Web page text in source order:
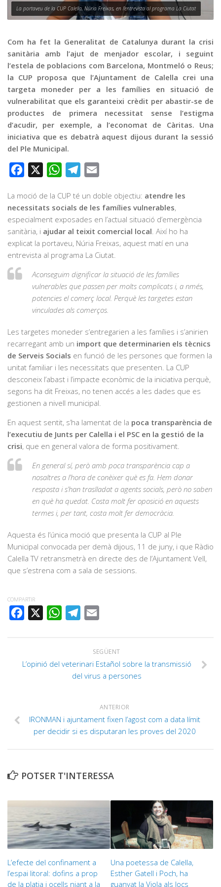
Publicitat
Contacte
La portaveu de la CUP Calella, Núria Freixas, en l’entrevista al programa La Ciutat
Com ha fet la Generalitat de Catalunya durant la crisi
sanitària amb l’ajut de menjador escolar, i seguint
l’estela de poblacions com Barcelona, Montmeló o Reus;
la CUP proposa que l’Ajuntament de Calella crei una
targeta moneder per a les famílies en situació de
vulnerabilitat que els garanteixi crèdit per abastir-se de
productes de primera necessitat sense l’estigma
d’acudir, per exemple, a l’economat de Càritas. Una
iniciativa que es debatrà aquest dijous durant la sessió
del Ple Municipal.
Facebook WhatsAppTelegram
La moció de la CUP té un doble objectiu: atendre les
necessitats socials de les famílies vulnerables,
especialment exposades en l’actual situació d’emergència
sanitària, i ajudar al teixit comercial local . Així ho ha
explicat la portaveu, Núria Freixas, aquest matí en una
entrevista al programa La Ciutat.
Aconseguim dignificar la situació de les famílies
vulnerables que passen per molts complicats i, a nmés,
potencies el comerç local. Perquè les targetes estan
vinculades als comerços.
Les targetes moneder s’entregarien a les famílies i s’anirien
recarregant amb un import que determinarien els tècnics
de Serveis Socials en funció de les persones que formen la
unitat familiar i les necessitats que presenten. La CUP
desconeix l’abast i l’impacte econòmic de la iniciativa perquè,
segons ha dit Freixas, no tenen accés a les dades que es
gestionen a nivell municipal.
En aquest sentit, s’ha lamentat de la poca transparència de
l’executiu de Junts per Calella i el PSC en la gestió de la
crisi, que en general valora de forma positivament.
En general sí, però amb poca transparència cap a
nosaltres a l’hora de conèixer què es fa. Hem donar
resposta i s’han traslladat a agents socials, però no saben
en què ha quedat. Costa molt fer oposició en aquests
termes i, per tant, costa molt fer democràcia.
Aquesta és l’única moció que presenta la CUP al Ple
Municipal convocada per demà dijous, 11 de juny, i que Ràdio
Calella TV retransmetrà en directe des de l’Ajuntament Vell,
que s’estrena com a sala de sessions.
COMPARTIR
FACEBOOK
WHATSAPPTELEGRAM
SEGÜENT
L’opinió del veterinari Estañol sobre la transmissió
del virus a persones
ANTERIOR
IRONMAN i ajuntament fixen l’agost com a data límit
per decidir si es disputaran les proves del 2020
POTSER T'INTERESSA
L’efecte del confinament a
l’espai litoral: dofins a prop
de la platja i ocells niant a la
Una poetessa de Calella,
Esther Gatell i Poch, ha
guanyat la Viola als Jocs